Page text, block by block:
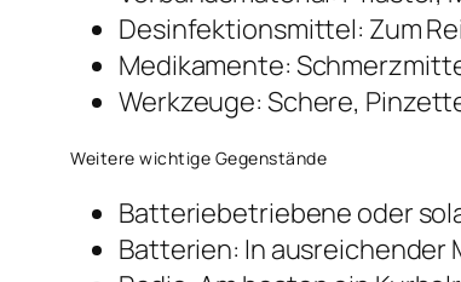
Desinfektionsmittel: Zum
Medikamente:
Werkzeuge: Schere,
Weitere wichtige Gegenstände
Batteriebetriebene oder
Batterien: In ausreichender